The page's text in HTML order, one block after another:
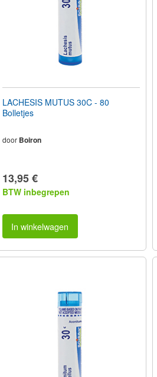
LACHESIS MUTUS 30C - 80
Bolletjes
door Boiron
13,95 €
BTW inbegrepen
In winkelwagen